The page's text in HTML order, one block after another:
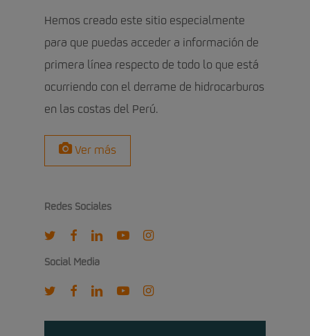
Hemos creado este sitio especialmente
para que puedas acceder a información de
primera línea respecto de todo lo que está
ocurriendo con el derrame de hidrocarburos
en las costas del Perú.
Ver más
Redes Sociales
twitterfacebooklinkedinyoutubeinstagram
Social Media
twitterfacebooklinkedinyoutubeinstagram